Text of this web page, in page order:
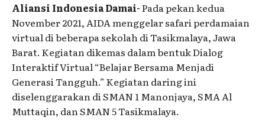
Aliansi Indonesia Damai-Pada pekan kedua
November 2021, AIDA menggelar safari perdamaian
virtual di beberapa sekolah di Tasikmalaya, Jawa
Barat. Kegiatan dikemas dalam bentuk Dialog
Interaktif Virtual “Belajar Bersama Menjadi
Generasi Tangguh.” Kegiatan daring ini
diselenggarakan di SMAN 1 Manonjaya, SMA Al
Muttaqin, dan SMAN 5 Tasikmalaya.